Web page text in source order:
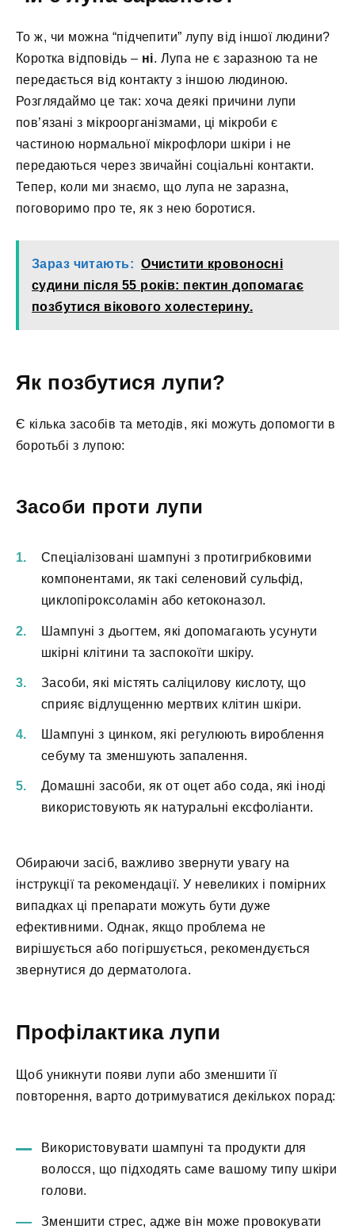
То ж, чи можна “підчепити” лупу від іншої людини?
Коротка відповідь – ні. Лупа не є заразною та не
передається від контакту з іншою людиною.
Розглядаймо це так: хоча деякі причини лупи
пов’язані з мікроорганізмами, ці мікроби є
частиною нормальної мікрофлори шкіри і не
передаються через звичайні соціальні контакти.
Тепер, коли ми знаємо, що лупа не заразна,
поговоримо про те, як з нею боротися.
Зараз читають: Очистити кровоносні
судини після 55 років: пектин допомагає
позбутися вікового холестерину.
Як позбутися лупи?
Є кілька засобів та методів, які можуть допомогти в
боротьбі з лупою:
Засоби проти лупи
Спеціалізовані шампуні з протигрибковими
компонентами, як такі селеновий сульфід,
циклопіроксоламін або кетоконазол.
Шампуні з дьогтем, які допомагають усунути
шкірні клітини та заспокоїти шкіру.
Засоби, які містять саліцилову кислоту, що
сприяє відлущенню мертвих клітин шкіри.
Шампуні з цинком, які регулюють вироблення
себуму та зменшують запалення.
Домашні засоби, як от оцет або сода, які іноді
використовують як натуральні ексфоліанти.
Обираючи засіб, важливо звернути увагу на
інструкції та рекомендації. У невеликих і помірних
випадках ці препарати можуть бути дуже
ефективними. Однак, якщо проблема не
вирішується або погіршується, рекомендується
звернутися до дерматолога.
Профілактика лупи
Щоб уникнути появи лупи або зменшити її
повторення, варто дотримуватися декількох порад:
Використовувати шампуні та продукти для
волосся, що підходять саме вашому типу шкіри
голови.
Зменшити стрес, адже він може провокувати